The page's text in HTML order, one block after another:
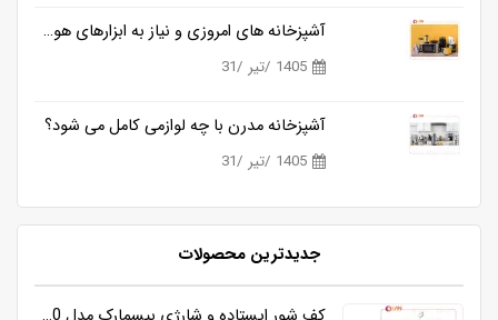
آشپزخانه های امروزی و نیاز به ابزارهای هوشمندتر
1405 /تیر /31
آشپزخانه مدرن با چه لوازمی کامل می شود؟
1405 /تیر /31
جدیدترین محصولات